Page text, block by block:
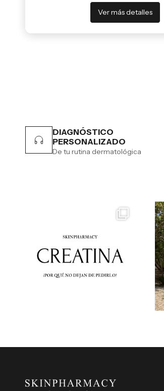
Ver más detalles
DIAGNÓSTICO
PERSONALIZADO
De tu rutina dermatológica